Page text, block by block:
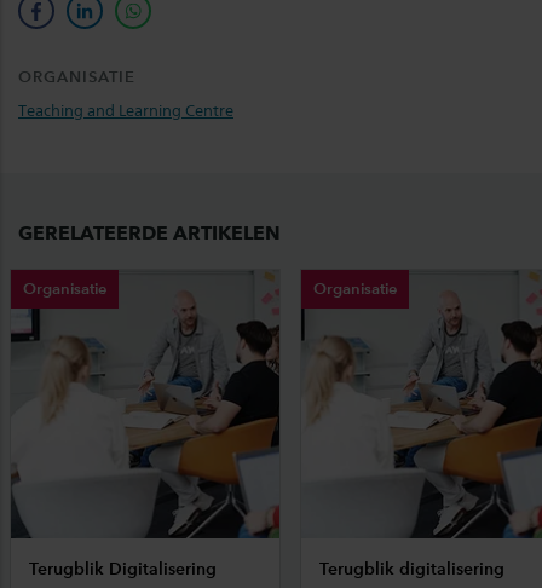
facebooklinkedinwhatsapp
ORGANISATIE
Teaching and Learning Centre
GERELATEERDE ARTIKELEN
Organisatie
Terugblik Digitalisering
Organisatie
Terugblik digitalisering